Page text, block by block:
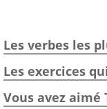
Les verbes les
Les exercices
Vous avez aimé